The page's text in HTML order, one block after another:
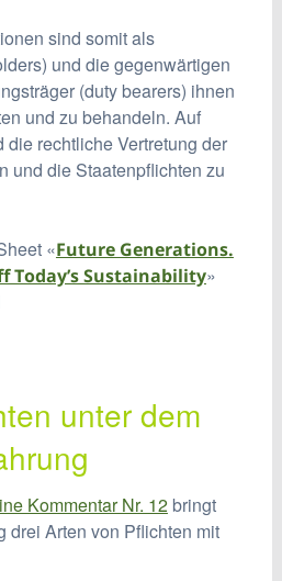
sind somit als
und die gegenwärtigen
(duty bearers) ihnen
und zu behandeln. Auf
rechtliche Vertretung der
und die Staatenpflichten zu
«Future Generations.
Today’s Sustainability»
unter dem
Kommentar Nr. 12bringt
drei Arten von Pflichten mit